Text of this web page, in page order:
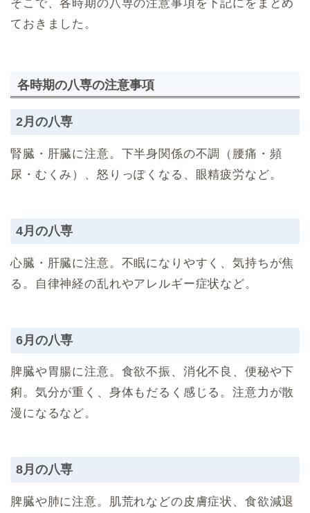
そこで、各時期の八専の注意事項を下記にをまとめ
ておきました。
各時期の八専の注意事項
2月の八専
腎臓・肝臓に注意。下半身関係の不調（腰痛・頻
尿・むくみ）、怒りっぽくなる、眼精疲労など。
4月の八専
心臓・肝臓に注意。不眠になりやすく、気持ちが焦
る。自律神経の乱れやアレルギー症状など。
6月の八専
脾臓や胃腸に注意。食欲不振、消化不良、便秘や下
痢。気分が重く、身体もだるく感じる。注意力が散
漫になるなど。
8月の八専
脾臓や肺に注意。肌荒れなどの皮膚症状、食欲減退